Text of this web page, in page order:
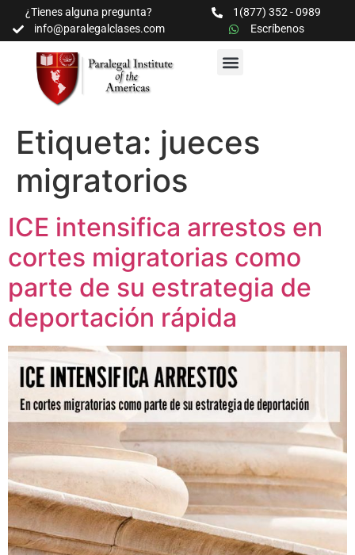
¿Tienes alguna pregunta?
1(877) 352 - 0989
info@paralegalclases.com
Escríbenos
Etiqueta: jueces
migratorios
ICE intensifica arrestos en
cortes migratorias como
parte de su estrategia de
deportación rápida